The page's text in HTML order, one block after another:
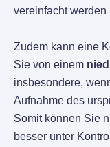
vereinfacht werden
Zudem kann eine
Sie von einem
insbesondere,
Aufnahme des
Somit können Sie
besser unter